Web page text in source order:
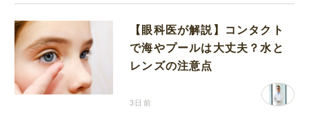
【眼科医が解説】コンタクト
で海やプールは大丈夫？水と
レンズの注意点
3日前